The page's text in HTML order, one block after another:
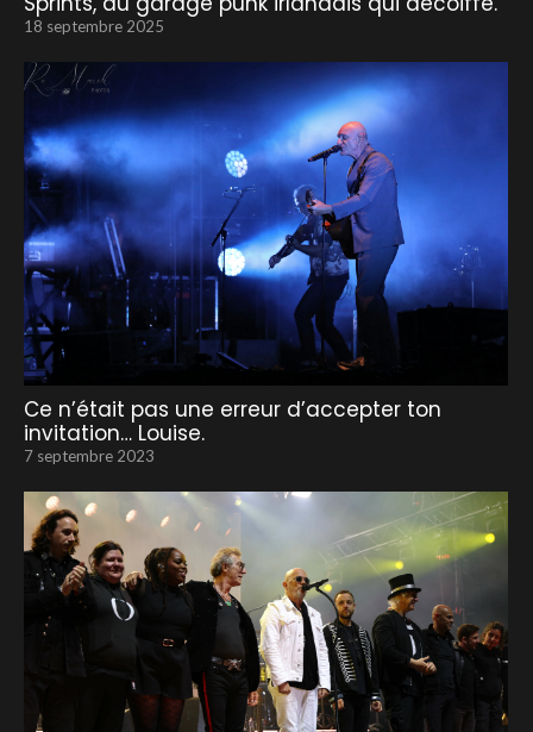
18 septembre 2025
Ce n’était pas une erreur d’accepter ton
invitation… Louise.
7 septembre 2023